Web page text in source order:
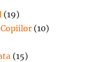
(19)
(10)
(15)